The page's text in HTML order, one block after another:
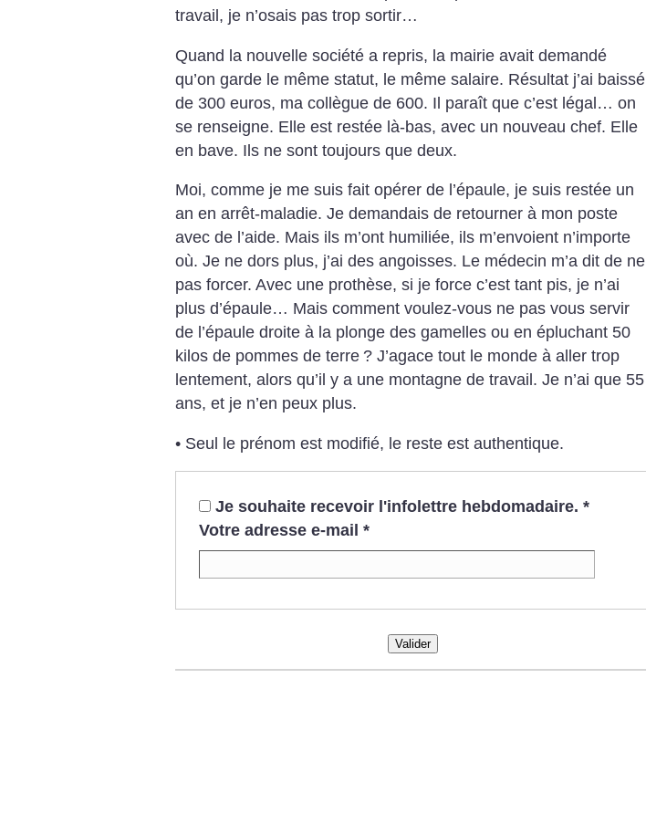
travail, je n’osais pas trop sortir…
Quand la nouvelle société a repris, la mairie avait demandé
qu’on garde le même statut, le même salaire. Résultat j’ai baissé
de 300 euros, ma collègue de 600. Il paraît que c’est légal… on
se renseigne. Elle est restée là-bas, avec un nouveau chef. Elle
en bave. Ils ne sont toujours que deux.
Moi, comme je me suis fait opérer de l’épaule, je suis restée un
an en arrêt-maladie. Je demandais de retourner à mon poste
avec de l’aide. Mais ils m’ont humiliée, ils m’envoient n’importe
où. Je ne dors plus, j’ai des angoisses. Le médecin m’a dit de ne
pas forcer. Avec une prothèse, si je force c’est tant pis, je n’ai
plus d’épaule… Mais comment voulez-vous ne pas vous servir
de l’épaule droite à la plonge des gamelles ou en épluchant 50
kilos de pommes de terre ? J’agace tout le monde à aller trop
lentement, alors qu’il y a une montagne de travail. Je n’ai que 55
ans, et je n’en peux plus.
• Seul le prénom est modifié, le reste est authentique.
Je souhaite recevoir l'infolettre hebdomadaire. *
Votre adresse e-mail *
Valider